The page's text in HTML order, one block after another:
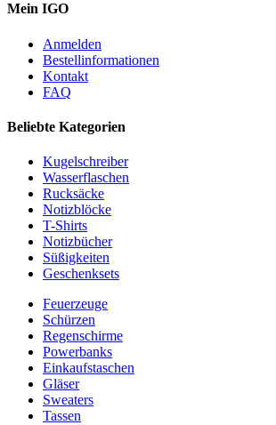
Mein IGO
Anmelden
Bestellinformationen
Kontakt
FAQ
Beliebte Kategorien
Kugelschreiber
Wasserflaschen
Rucksäcke
Notizblöcke
T-Shirts
Notizbücher
Süßigkeiten
Geschenksets
Feuerzeuge
Schürzen
Regenschirme
Powerbanks
Einkaufstaschen
Gläser
Sweaters
Tassen